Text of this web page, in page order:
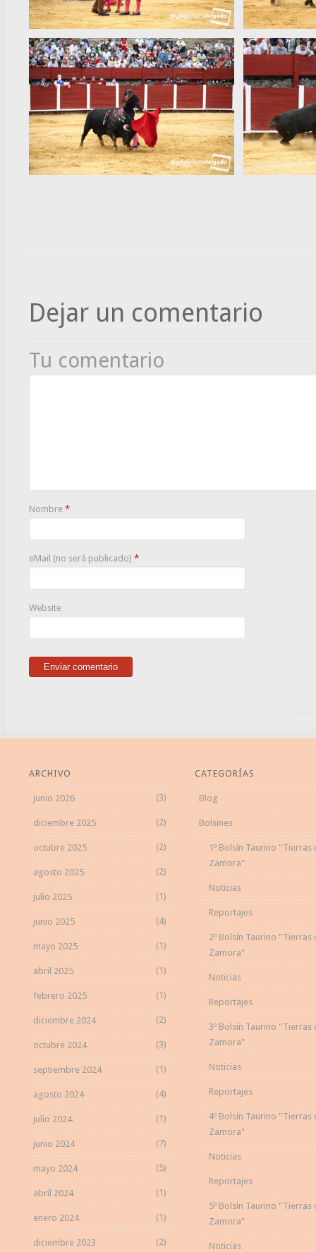
Dejar un comentario
Tu comentario
Nombre *
eMail (no será publicado) *
Website
ARCHIVO
junio 2026 (3)
diciembre 2025 (2)
octubre 2025 (2)
agosto 2025 (2)
julio 2025 (1)
junio 2025 (4)
mayo 2025 (1)
abril 2025 (1)
febrero 2025 (1)
diciembre 2024 (2)
octubre 2024 (3)
septiembre 2024 (1)
agosto 2024 (4)
julio 2024 (1)
junio 2024 (7)
mayo 2024 (5)
abril 2024 (1)
enero 2024 (1)
diciembre 2023 (2)
CATEGORÍAS
Blog
Bolsines
1º Bolsín Taurino "Tierras
Zamora"
Noticias
Reportajes
2º Bolsín Taurino "Tierras
Zamora"
Noticias
Reportajes
3º Bolsín Taurino "Tierras
Zamora"
Noticias
Reportajes
4º Bolsín Taurino "Tierras
Zamora"
Noticias
Reportajes
5º Bolsín Taurino "Tierras
Zamora"
Noticias